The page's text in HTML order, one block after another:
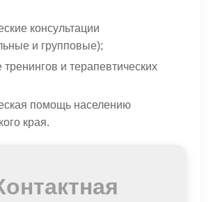
консультации
и групповые);
и терапевтических
помощь населению
края.